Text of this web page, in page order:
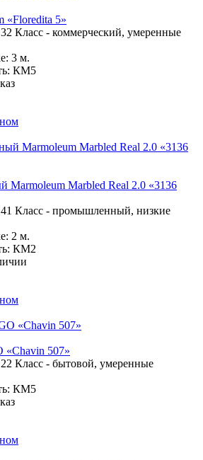
«Floredita 5»
32 Класс - коммерческий, умеренные
3 м.
КМ5
Marmoleum Marbled Real 2.0 «3136
41 Класс - промышленный, низкие
2 м.
КМ2
507»
22 Класс - бытовой, умеренные
КМ5